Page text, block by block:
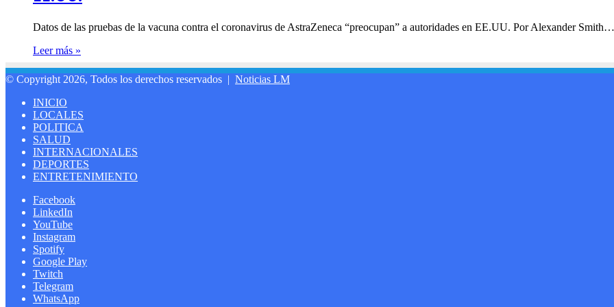
Datos de las pruebas de la vacuna contra el coronavirus de AstraZeneca “preocupan” a autoridades en EE.UU. Por Alexander Smith…
Leer más »
© Copyright 2026, Todos los derechos reservados | Noticias LM
INICIO
LOCALES
POLITICA
SALUD
INTERNACIONALES
DEPORTES
ENTRETENIMIENTO
Facebook
LinkedIn
YouTube
Instagram
Spotify
Google Play
Twitch
Telegram
WhatsApp